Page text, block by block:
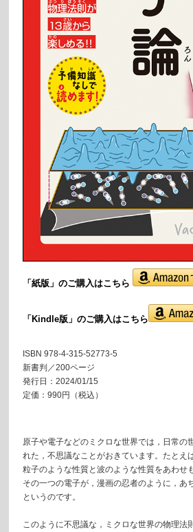
「紙版」のご購入はこちら
「Kindle版」のご購入はこちら
ISBN 978-4-315-52773-5
新書判／200ページ
発行日：2024/01/15
定価：990円（税込）
原子や電子などのミクロな世界では，日常の
れた，不思議なことがおきています。たとえ
粒子のような性質と波のような性質をあわせ
その一つの電子が，漫画の忍者のように，あ
というのです。
このように不思議な，ミクロな世界の物理法